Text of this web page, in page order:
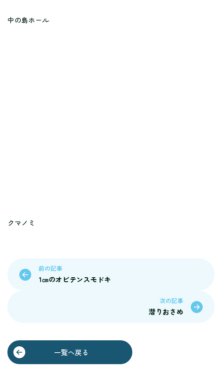
中の島ホール
クマノミ
前の記事
1㎝のオビテンスモドキ
次の記事
潜りおさめ
一覧へ戻る